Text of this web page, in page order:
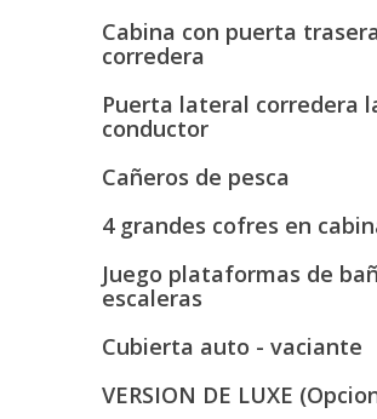
Cabina con puerta
corredera
Puerta lateral corredera
conductor
Cañeros de pesca
4 grandes cofres en
Juego plataformas de
escaleras
Cubierta auto - vaciante
VERSION DE LUXE